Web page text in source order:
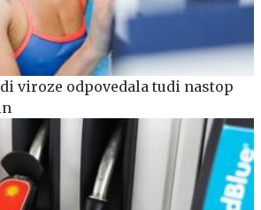
viroze odpovedala tudi nastop